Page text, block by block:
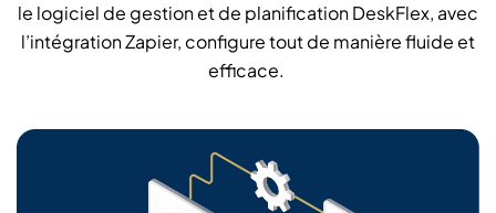
le logiciel de gestion et de planification DeskFlex, avec
l’intégration Zapier, configure tout de manière fluide et
efficace.